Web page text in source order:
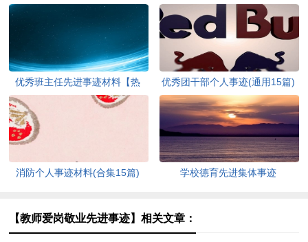
优秀班主任先进事迹材料【热
优秀团干部个人事迹(通用15篇)
消防个人事迹材料(合集15篇) 学校德育先进集体事迹
【教师爱岗敬业先进事迹】相关文章：